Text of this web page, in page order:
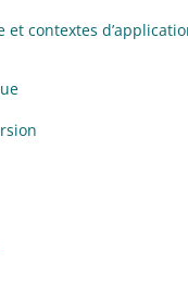
contextes